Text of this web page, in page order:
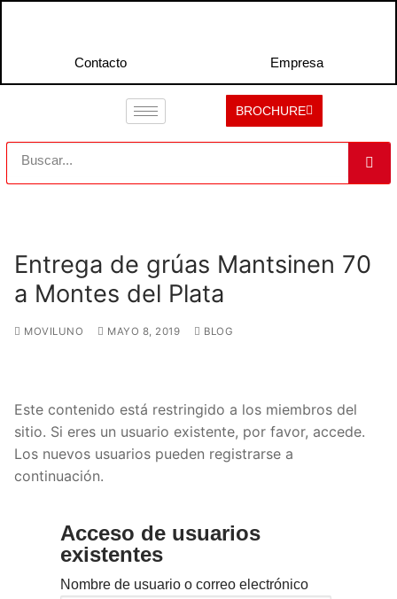
Contacto Empresa
BROCHURE
Entrega de grúas Mantsinen 70
a Montes del Plata
MOVILUNO MAYO 8, 2019 BLOG
Este contenido está restringido a los miembros del
sitio. Si eres un usuario existente, por favor, accede.
Los nuevos usuarios pueden registrarse a
continuación.
Acceso de usuarios
existentes
Nombre de usuario o correo electrónico